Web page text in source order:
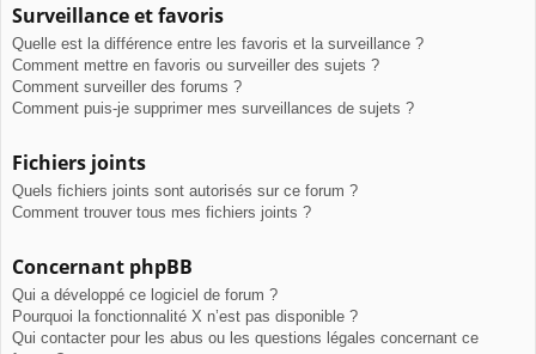
Surveillance et favoris
Quelle est la différence entre les favoris et la surveillance ?
Comment mettre en favoris ou surveiller des sujets ?
Comment surveiller des forums ?
Comment puis-je supprimer mes surveillances de sujets ?
Fichiers joints
Quels fichiers joints sont autorisés sur ce forum ?
Comment trouver tous mes fichiers joints ?
Concernant phpBB
Qui a développé ce logiciel de forum ?
Pourquoi la fonctionnalité X n’est pas disponible ?
Qui contacter pour les abus ou les questions légales concernant ce